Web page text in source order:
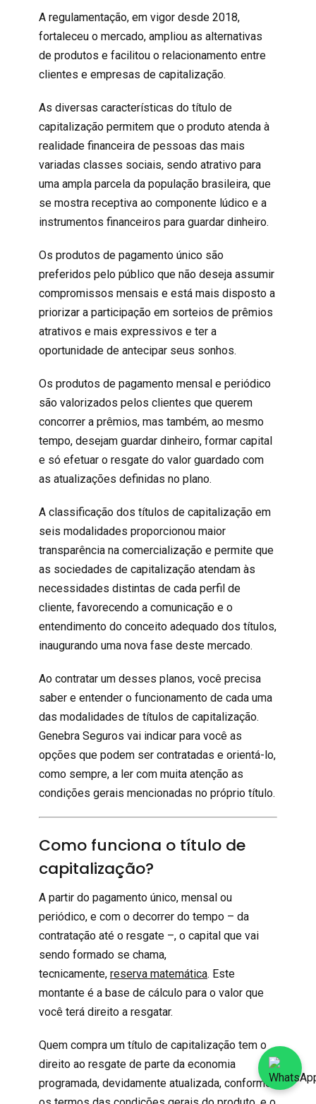
A regulamentação, em vigor desde 2018,
fortaleceu o mercado, ampliou as alternativas
de produtos e facilitou o relacionamento entre
clientes e empresas de capitalização.
As diversas características do título de
capitalização permitem que o produto atenda à
realidade financeira de pessoas das mais
variadas classes sociais, sendo atrativo para
uma ampla parcela da população brasileira, que
se mostra receptiva ao componente lúdico e a
instrumentos financeiros para guardar dinheiro.
Os produtos de pagamento único são
preferidos pelo público que não deseja assumir
compromissos mensais e está mais disposto a
priorizar a participação em sorteios de prêmios
atrativos e mais expressivos e ter a
oportunidade de antecipar seus sonhos.
Os produtos de pagamento mensal e periódico
são valorizados pelos clientes que querem
concorrer a prêmios, mas também, ao mesmo
tempo, desejam guardar dinheiro, formar capital
e só efetuar o resgate do valor guardado com
as atualizações definidas no plano.
A classificação dos títulos de capitalização em
seis modalidades proporcionou maior
transparência na comercialização e permite que
as sociedades de capitalização atendam às
necessidades distintas de cada perfil de
cliente, favorecendo a comunicação e o
entendimento do conceito adequado dos títulos,
inaugurando uma nova fase deste mercado.
Ao contratar um desses planos, você precisa
saber e entender o funcionamento de cada uma
das modalidades de títulos de capitalização.
Genebra Seguros vai indicar para você as
opções que podem ser contratadas e orientá-lo,
como sempre, a ler com muita atenção as
condições gerais mencionadas no próprio título.
Como funciona o título de
capitalização?
A partir do pagamento único, mensal ou
periódico, e com o decorrer do tempo – da
contratação até o resgate –, o capital que vai
sendo formado se chama,
tecnicamente, reserva matemática. Este
montante é a base de cálculo para o valor que
você terá direito a resgatar.
Quem compra um título de capitalização tem o
direito ao resgate de parte da economia
programada, devidamente atualizada, conforme